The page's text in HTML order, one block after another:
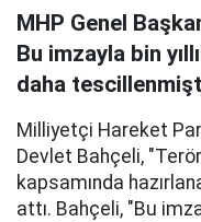
MHP Genel
Bu imzayla bin
daha
Milliyetçi Hareket
Devlet Bahçeli,
kapsamında
attı. Bahçeli, "Bu